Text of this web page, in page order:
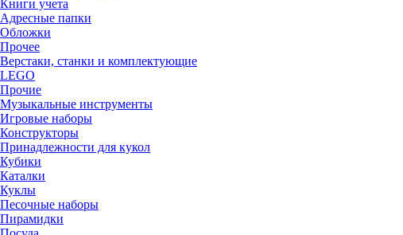
Книги учета
Адресные папки
Обложки
Прочее
Верстаки, станки и комплектующие
LEGO
Прочие
Музыкальные инструменты
Игровые наборы
Конструкторы
Принадлежности для кукол
Кубики
Каталки
Куклы
Песочные наборы
Пирамидки